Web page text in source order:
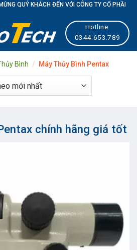
QUÝ KHÁCH ĐẾN VỚI CÔNG TY CỔ PHẦN
Hotline:
0344.653.789
Bình / Máy Thủy Bình Pentax
chính hãng giá tốt